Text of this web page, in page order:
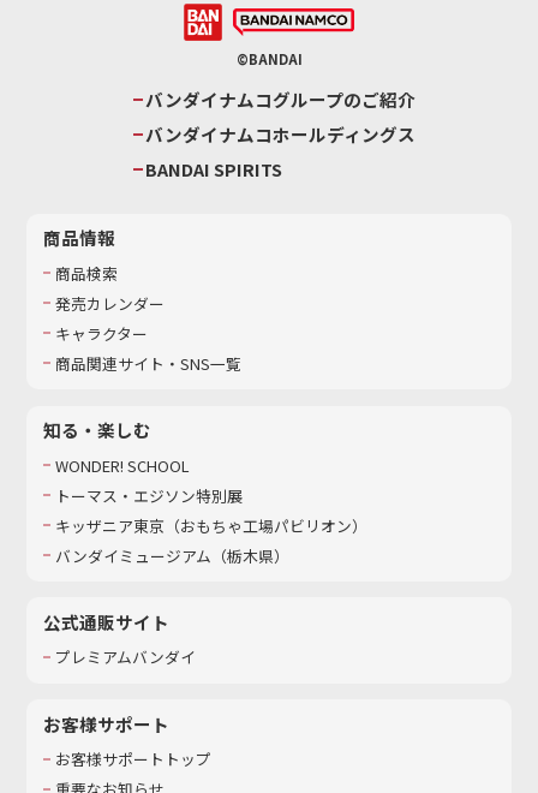
©BANDAI
バンダイナムコグループのご紹介
バンダイナムコホールディングス
BANDAI SPIRITS
商品情報
商品検索
発売カレンダー
キャラクター
商品関連サイト・SNS一覧
知る・楽しむ
WONDER! SCHOOL
トーマス・エジソン特別展
キッザニア東京（おもちゃ工場パビリオン）​
バンダイミュージアム（栃木県）
公式通販サイト
プレミアムバンダイ
お客様サポート
お客様サポートトップ